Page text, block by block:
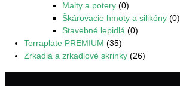
Malty a potery (0)
Škárovacie hmoty a silikóny (0)
Stavebné lepidlá (0)
Terraplate PREMIUM (35)
Zrkadlá a zrkadlové skrinky (26)